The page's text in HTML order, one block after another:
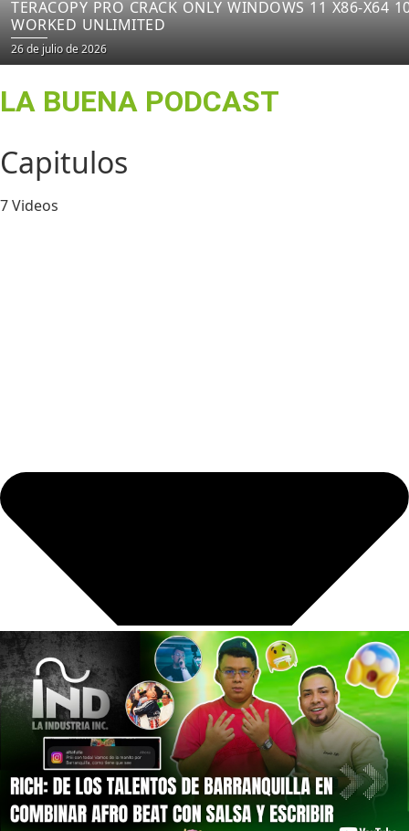
TERACOPY PRO CRACK ONLY WINDOWS 11 X86-X64
WORKED UNLIMITED
26 de julio de 2026
LA BUENA PODCAST
Capitulos
7 Videos